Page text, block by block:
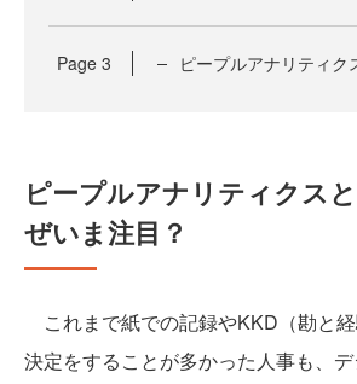
Page 3 ピープルアナリティク
ピープルアナリティクス
ぜいま注目？
これまで紙での記録やKKD（勘と
決定をすることが多かった人事も、